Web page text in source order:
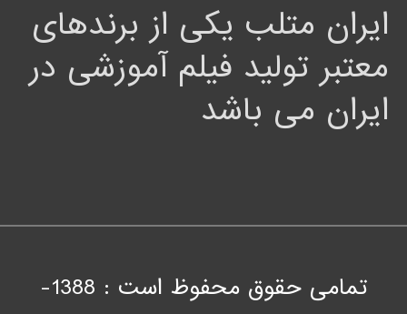
ایران متلب یکی از برندهای
معتبر تولید فیلم آموزشی در
ایران می باشد
تمامی حقوق محفوظ است : 1388-